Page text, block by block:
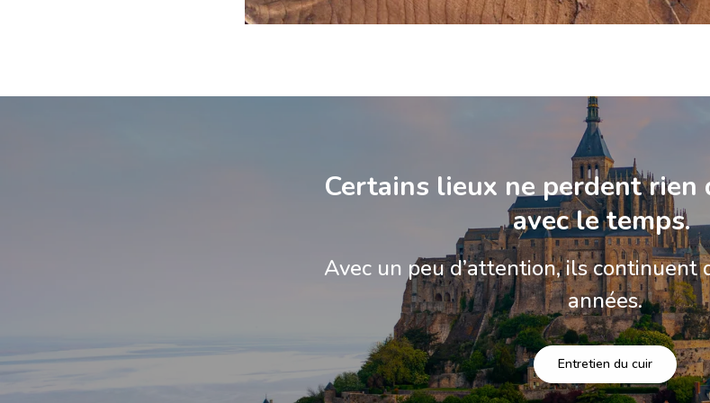
Certains lieux ne perdent rien
avec le temps.
Avec un peu d’attention, ils continuent
années.
Entretien du cuir